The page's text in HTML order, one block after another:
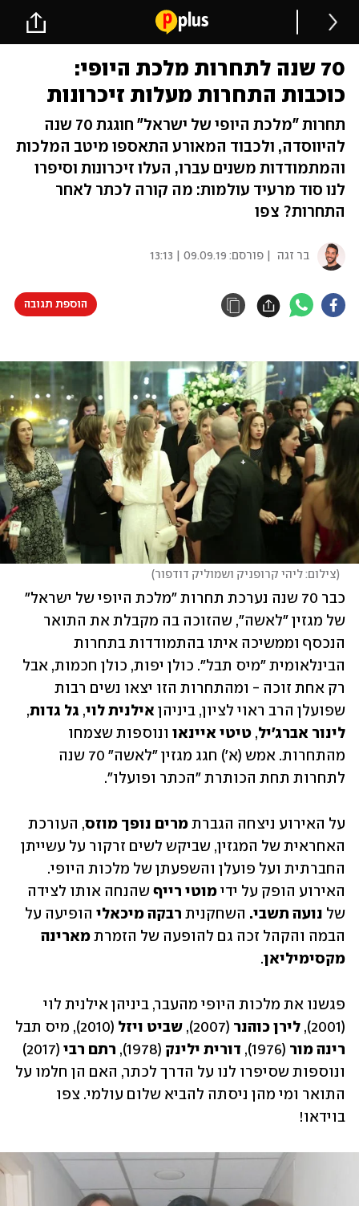
70 שנה לתחרות מלכת היופי:
כוכבות התחרות מעלות זיכרונות
תחרות "מלכת היופי של ישראל" חוגגת 70 שנה
להיווסדה, ולכבוד המאורע התאספו מיטב המלכות
והמתמודדות משנים עברו, העלו זיכרונות וסיפרו
לנו סוד מרעיד עולמות: מה קורה לכתר לאחר
התחרות? צפו
בר זגה | פורסם: 09.09.19 | 13:13
הוספת תגובה
(צילום: ליהי קרופניק ושמוליק דודפור)
שפועלן הרב ראוי לציון, ביניהן אילנית לוי, גל גדות,
לינור אברג'יל, טיטי איינאו
לתחרות תחת הכותרת "הכתר ופועלו".
על האירוע ניצחה הגברת מרים נופך מוזס
האירוע הופק על ידי מוטי רייף
של נועה תשבי. השחקנית רבקה מיכאלי
הבמה והקהל זכה גם להופעה של הזמרת מארינה
מקסימיליאן.
(2001),
לירן כוהנר (2007), שביט ויזל (2010), מיס תבל
רינה מור (1976), דורית ילינק (1978), רתם רבי
בוידאו!